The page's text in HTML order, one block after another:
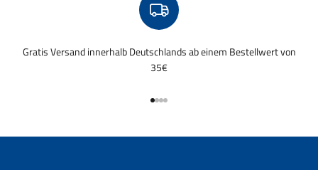
Gratis Versand innerhalb Deutschlands ab einem Bestellwert von
35€
Gehe zu Element 1
Gehe zu Element 2
Gehe zu Element 3
Gehe zu Element 4